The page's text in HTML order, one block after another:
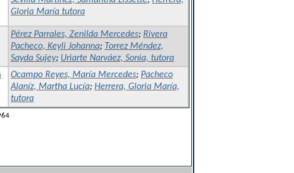
Gloria María tutora
Pérez Parrales, Zenilda Mercedes; Rivera
Pacheco, Keyli Johanna; Torrez Méndez,
Sayda Sujey; Uriarte Narváez, Sonia, tutora
Ocampo Reyes, María Mercedes; Pacheco
Alaníz, Martha Lucía; Herrera, Gloria María,
tutora